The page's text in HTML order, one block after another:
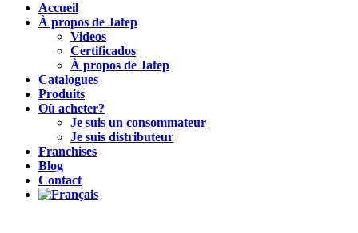
Accueil
À propos de Jafep
Videos
Certificados
À propos de Jafep
Catalogues
Produits
Où acheter?
Je suis un consommateur
Je suis distributeur
Franchises
Blog
Contact